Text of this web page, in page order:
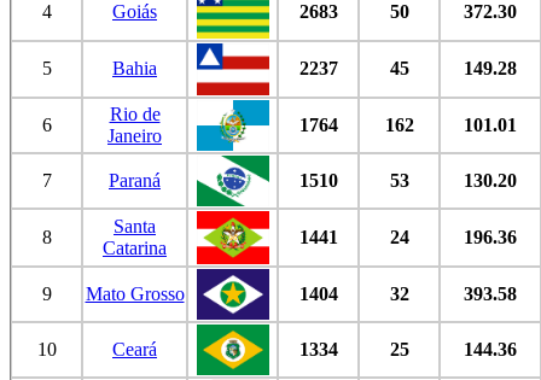
4 Goiás 2683 50 372.30
5 Bahia 2237 45 149.28
6
Rio de
Janeiro
1764 162 101.01
7 Paraná 1510 53 130.20
8
Santa
Catarina
1441 24 196.36
9 Mato Grosso 1404 32 393.58
10 Ceará 1334 25 144.36